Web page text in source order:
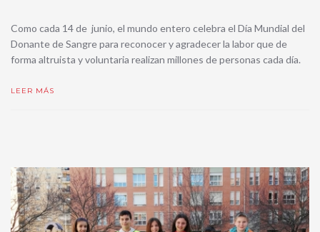
Como cada 14 de junio, el mundo entero celebra el Día Mundial del
Donante de Sangre para reconocer y agradecer la labor que de
forma altruista y voluntaria realizan millones de personas cada día.
LEER MÁS